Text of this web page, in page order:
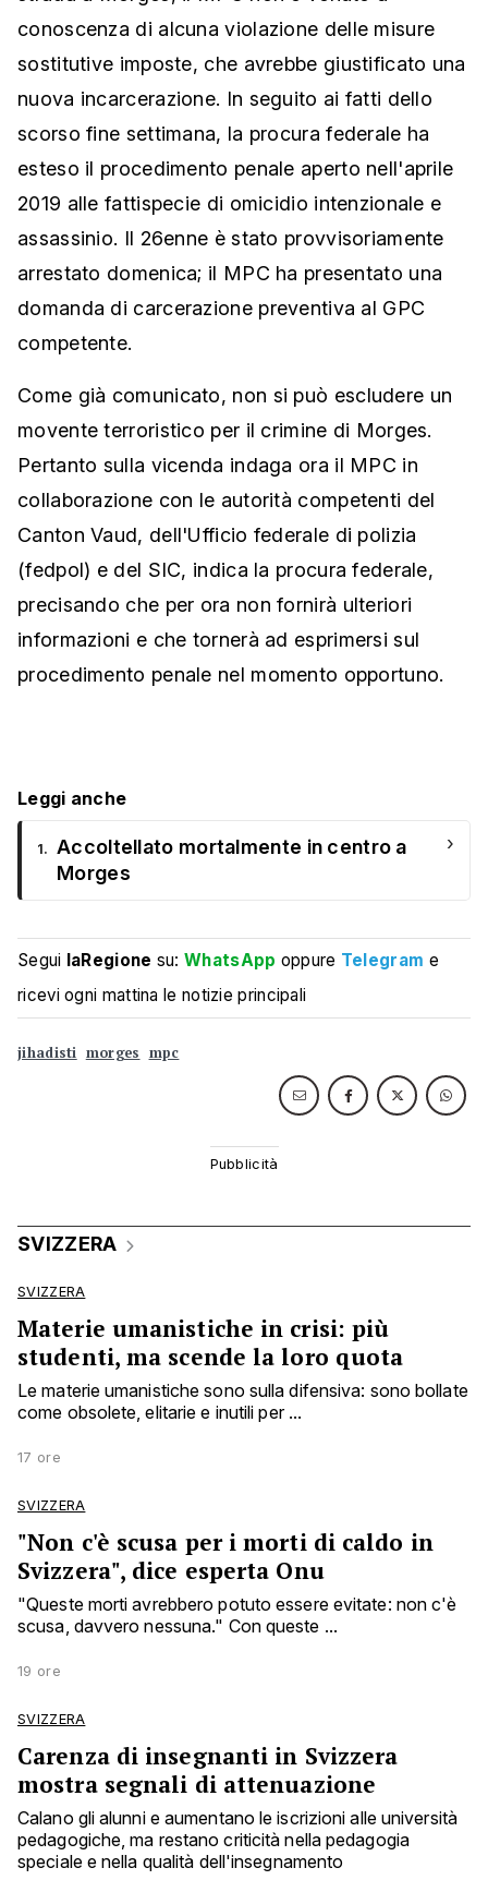
conoscenza di alcuna violazione delle misure
sostitutive imposte, che avrebbe giustificato una
nuova incarcerazione. In seguito ai fatti dello
scorso fine settimana, la procura federale ha
esteso il procedimento penale aperto nell'aprile
2019 alle fattispecie di omicidio intenzionale e
assassinio. Il 26enne è stato provvisoriamente
arrestato domenica; il MPC ha presentato una
domanda di carcerazione preventiva al GPC
competente.
Come già comunicato, non si può escludere un
movente terroristico per il crimine di Morges.
Pertanto sulla vicenda indaga ora il MPC in
collaborazione con le autorità competenti del
Canton Vaud, dell'Ufficio federale di polizia
(fedpol) e del SIC, indica la procura federale,
precisando che per ora non fornirà ulteriori
informazioni e che tornerà ad esprimersi sul
procedimento penale nel momento opportuno.
Leggi anche
1. Accoltellato mortalmente in centro a
Morges
›
Segui laRegione su:WhatsApp oppure Telegram e
ricevi ogni mattina le notizie principali
jihadisti morges mpc
SVIZZERA
SVIZZERA
Materie umanistiche in crisi: più
studenti, ma scende la loro quota
Le materie umanistiche sono sulla difensiva: sono bollate
come obsolete, elitarie e inutili per ...
17 ore
SVIZZERA
"Non c'è scusa per i morti di caldo in
Svizzera", dice esperta Onu
"Queste morti avrebbero potuto essere evitate: non c'è
scusa, davvero nessuna." Con queste ...
19 ore
SVIZZERA
Carenza di insegnanti in Svizzera
mostra segnali di attenuazione
Calano gli alunni e aumentano le iscrizioni alle università
pedagogiche, ma restano criticità nella pedagogia
speciale e nella qualità dell'insegnamento